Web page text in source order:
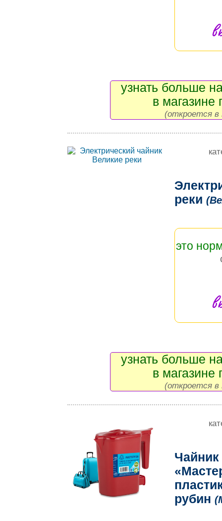
узнать больше
в магазине
(откроется в
реки
это
узнать больше
в магазине
(откроется в
Чайник
рубин